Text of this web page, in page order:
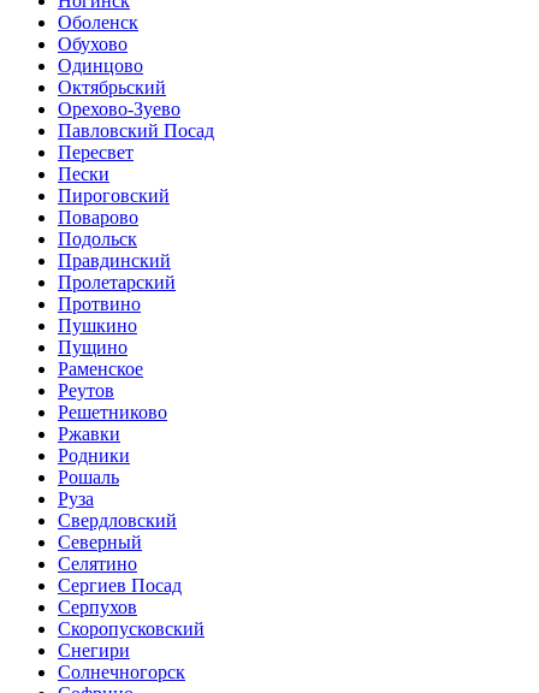
Оболенск
Обухово
Одинцово
Октябрьский
Орехово-Зуево
Павловский Посад
Пересвет
Пески
Пироговский
Поварово
Подольск
Правдинский
Пролетарский
Протвино
Пушкино
Пущино
Раменское
Реутов
Решетниково
Ржавки
Родники
Рошаль
Руза
Свердловский
Северный
Селятино
Сергиев Посад
Серпухов
Скоропусковский
Снегири
Солнечногорск